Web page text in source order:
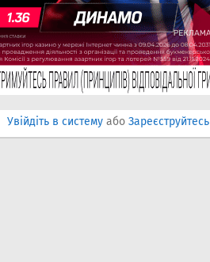
Увійдіть в систему або Зареєструйтесь